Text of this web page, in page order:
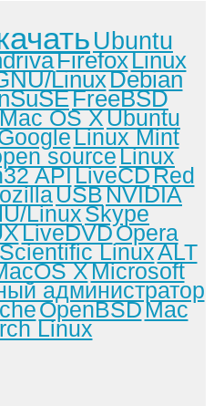
Ubuntu
FirefoxLinux
LinuxDebian
FreeBSD
Mac OS XUbuntu
Linux Mint
sourceLinux
APILiveCDRed
USBNVIDIA
LinuxSkype
LiveDVDOpera
LinuxALT
XMicrosoft
администратор
OpenBSDMac
Linux